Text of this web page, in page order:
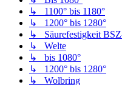
↳ 1100° bis 1180°
↳ 1200° bis 1280°
↳ Säurefestigkeit
↳ Welte
↳ bis 1080°
↳ 1200° bis 1280°
↳ Wolbring